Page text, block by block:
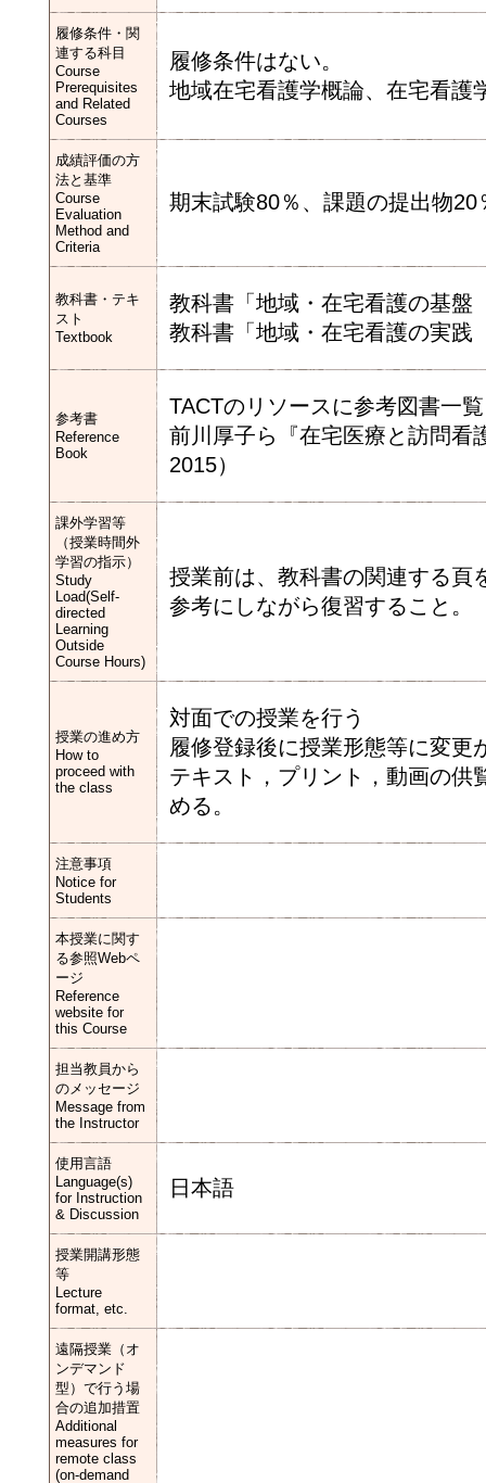
履修条件・関
連する科目
Course
Prerequisites
and Related
Courses
履修条件はない。
地域在宅看護学概論、在宅看
成績評価の方
法と基準
Course
Evaluation
Method and
Criteria
期末試験80％、課題の提出物
教科書・テキ
スト
Textbook
教科書「地域・在宅看護の基盤
教科書「地域・在宅看護の実践
参考書
Reference
Book
TACTのリソースに参考図書一
前川厚子ら『在宅医療と訪問
2015）
課外学習等
（授業時間外
学習の指示）
Study
Load(Self-
directed
Learning
Outside
Course Hours)
授業前は、教科書の関連する頁
参考にしながら復習すること。
授業の進め方
How to
proceed with
the class
対面での授業を行う
履修登録後に授業形態等に変更
テキスト，プリント，動画の供
める。
注意事項
Notice for
Students
本授業に関す
る参照Webペ
ージ
Reference
website for
this Course
担当教員から
のメッセージ
Message from
the Instructor
使用言語
Language(s)
for Instruction
& Discussion
日本語
授業開講形態
等
Lecture
format, etc.
遠隔授業（オ
ンデマンド
型）で行う場
合の追加措置
Additional
measures for
remote class
(on-demand